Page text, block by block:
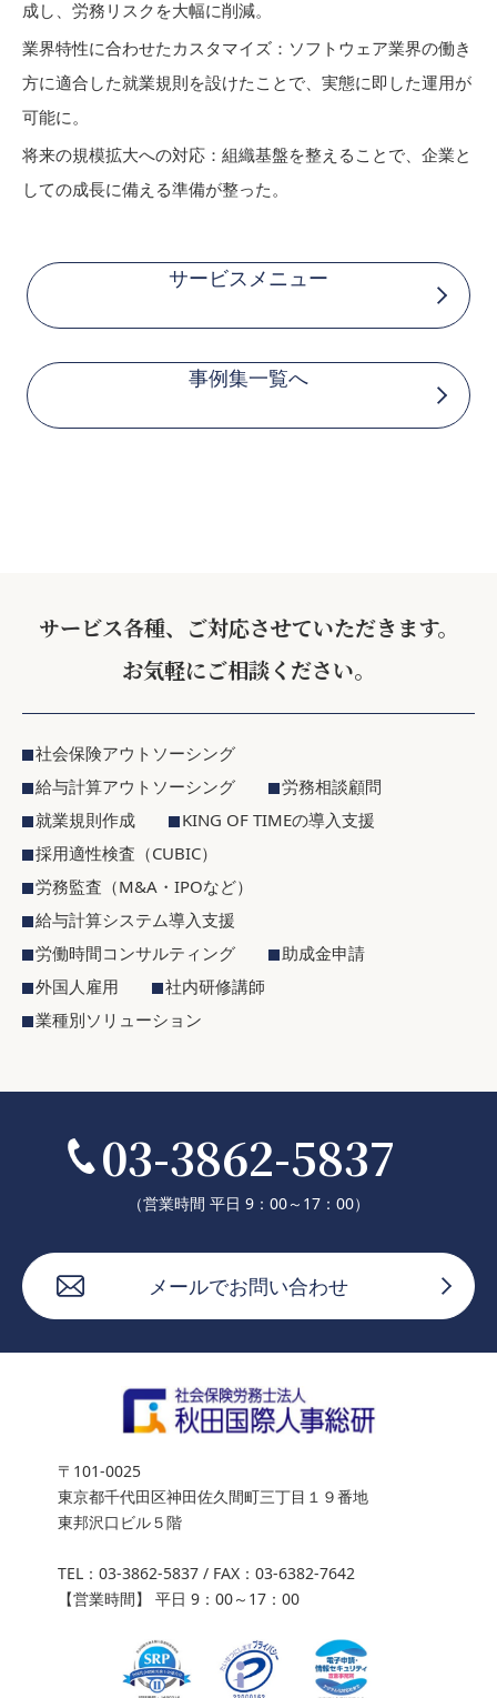
成し、労務リスクを大幅に削減。
業界特性に合わせたカスタマイズ：ソフトウェア業界の働き
方に適合した就業規則を設けたことで、実態に即した運用が
可能に。
将来の規模拡大への対応：組織基盤を整えることで、企業と
しての成長に備える準備が整った。
サービスメニュー
事例集一覧へ
サービス各種、ご対応させていただきます。
お気軽にご相談ください。
社会保険アウトソーシング
給与計算アウトソーシング
労務相談顧問
就業規則作成
KING OF TIMEの導入支援
採用適性検査（CUBIC）
労務監査（M&A・IPOなど）
給与計算システム導入支援
労働時間コンサルティング
助成金申請
外国人雇用
社内研修講師
業種別ソリューション
03-3862-5837
（営業時間 平日 9：00～17：00）
メールでお問い合わせ
〒101-0025
東京都千代田区神田佐久間町三丁目１９番地
東邦沢口ビル５階
TEL： 03-3862-5837 / FAX：03-6382-7642
【営業時間】 平日 9：00～17：00